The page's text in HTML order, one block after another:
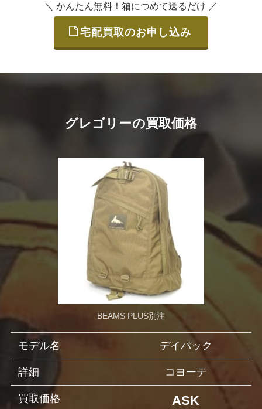
＼ かんたん無料！箱につめて送るだけ ／
宅配買取のお申し込み
グレゴリーの買取価格
BEAMS PLUS別注
モデル名 デイパック
詳細 コヨーテ
買取価格 ASK